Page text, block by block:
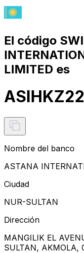
El código
LIMITED es
Nombre del banco
ASTANA
Ciudad
NUR-SULTAN
Dirección
MANGILIK EL
SULTAN, AKMOLA,